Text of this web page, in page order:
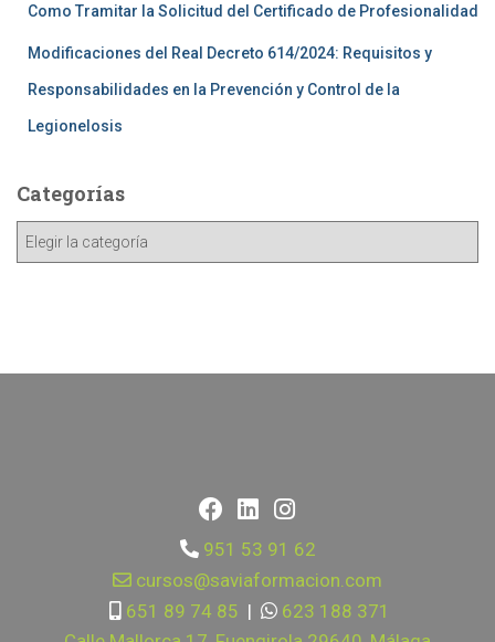
Como Tramitar la Solicitud del Certificado de Profesionalidad
Modificaciones del Real Decreto 614/2024: Requisitos y
Responsabilidades en la Prevención y Control de la
Legionelosis
Categorías
951 53 91 62
cursos@saviaformacion.com
651 89 74 85 |
623 188 371